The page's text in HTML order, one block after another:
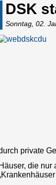
DSK
Sonntag, 02.
private
Häuser, die nur